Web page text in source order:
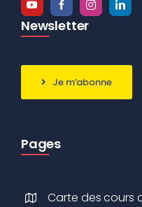
Newsletter
Je m’abonne
Pages
Carte des cours